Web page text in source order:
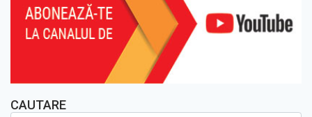
CAUTARE